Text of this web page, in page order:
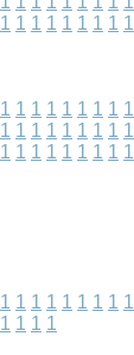
1 1 1 1 1 1 1 1 1
1 1 1 1 1 1 1 1 1
1 1 1 1 1 1 1 1 1
1 1 1 1 1 1 1 1 1
1 1 1 1 1 1 1 1 1
1 1 1 1